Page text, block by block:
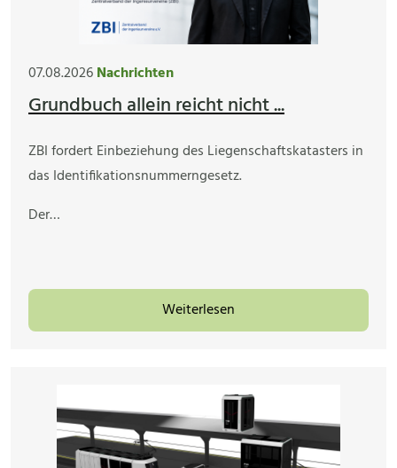
07.08.2026Nachrichten
Grundbuch allein reicht nicht ...
ZBI fordert Einbeziehung des Liegenschaftskatasters in
das Identifikationsnummerngesetz.
Der…
Weiterlesen